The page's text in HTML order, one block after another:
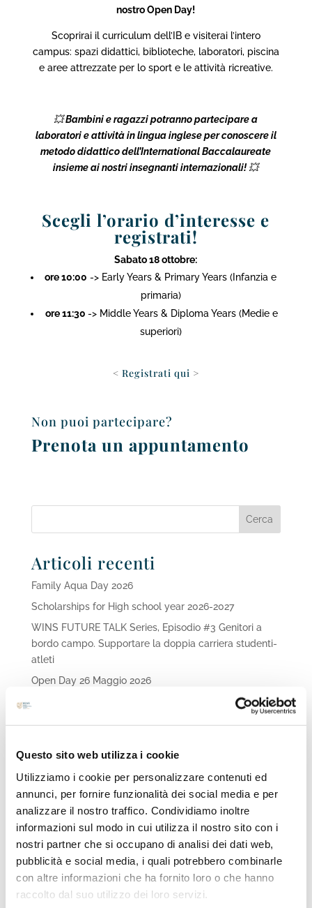
Questo sito web utilizza i cookie
Utilizziamo i cookie per personalizzare contenuti ed
annunci, per fornire funzionalità dei social media e per
analizzare il nostro traffico. Condividiamo inoltre
informazioni sul modo in cui utilizza il nostro sito con i
nostri partner che si occupano di analisi dei dati web,
pubblicità e social media, i quali potrebbero combinarle
con altre informazioni che ha fornito loro o che hanno
raccolto dal suo utilizzo dei loro servizi.
nostro Open Day!
Scoprirai il curriculum dell’IB e visiterai l’intero
campus: spazi didattici, biblioteche, laboratori, piscina
e aree attrezzate per lo sport e le attività ricreative.
💥Bambini e ragazzi potranno partecipare a
laboratori e attività in lingua inglese per conoscere il
metodo didattico dell’International Baccalaureate
insieme ai nostri insegnanti internazionali!💥
Scegli l’orario d’interesse e
registrati!
Sabato 18 ottobre:
ore 10:00 -> Early Years & Primary Years (Infanzia e
primaria)
ore 11:30-> Middle Years & Diploma Years (Medie e
superiori)
< Registrati qui >
Non puoi partecipare?
Prenota un appuntamento
Articoli recenti
Family Aqua Day 2026
Scholarships for High school year 2026-2027
WINS FUTURE TALK Series, Episodio #3 Genitori a
bordo campo. Supportare la doppia carriera studenti-
atleti
Open Day 26 Maggio 2026
Archivi
Giugno 2026
Maggio 2026
Marzo 2026
Febbraio 2026
Ottobre 2025